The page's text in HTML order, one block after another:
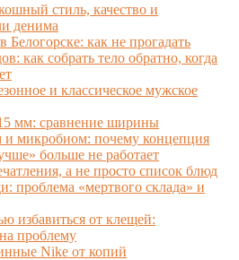
стиль, качество и
денима
как не прогадать
как собрать тело обратно, когда
и классическое мужское
мм: сравнение ширины
микробиом: почему концепция
больше не работает
а не просто список блюд
проблема «мертвого склада» и
избавиться от клещей:
проблему
Nike от копий